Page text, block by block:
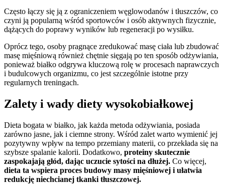
Często łączy się ją z ograniczeniem węglowodanów i tłuszczów, co
czyni ją popularną wśród sportowców i osób aktywnych fizycznie,
dążących do poprawy wyników lub regeneracji po wysiłku.
Oprócz tego, osoby pragnące zredukować masę ciała lub zbudować
masę mięśniową również chętnie sięgają po ten sposób odżywiania,
ponieważ białko odgrywa kluczową rolę w procesach naprawczych
i budulcowych organizmu, co jest szczególnie istotne przy
regularnych treningach.
Zalety i wady diety wysokobiałkowej
Dieta bogata w białko, jak każda metoda odżywiania, posiada
zarówno jasne, jak i ciemne strony. Wśród zalet warto wymienić jej
pozytywny wpływ na tempo przemiany materii, co przekłada się na
szybsze spalanie kalorii. Dodatkowo, proteiny skutecznie
zaspokajają głód, dając uczucie sytości na dłużej. Co więcej,
dieta ta wspiera proces budowy masy mięśniowej i ułatwia
redukcję niechcianej tkanki tłuszczowej.